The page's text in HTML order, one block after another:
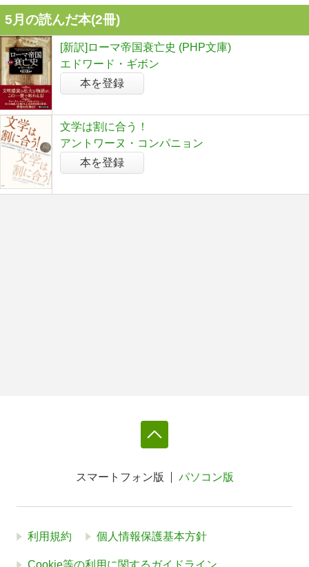
5月の読んだ本(2冊)
[新訳]ローマ帝国衰亡史 (PHP文庫)
エドワード・ギボン
本を登録
文学は割に合う！
アントワーヌ・コンパニョン
本を登録
スマートフォン版 パソコン版
利用規約 個人情報保護基本方針